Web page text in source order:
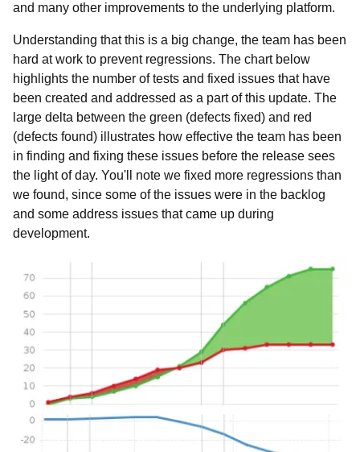
and many other improvements to the underlying platform.
Understanding that this is a big change, the team has been
hard at work to prevent regressions. The chart below
highlights the number of tests and fixed issues that have
been created and addressed as a part of this update. The
large delta between the green (defects fixed) and red
(defects found) illustrates how effective the team has been
in finding and fixing these issues before the release sees
the light of day. You'll note we fixed more regressions than
we found, since some of the issues were in the backlog
and some address issues that came up during
development.